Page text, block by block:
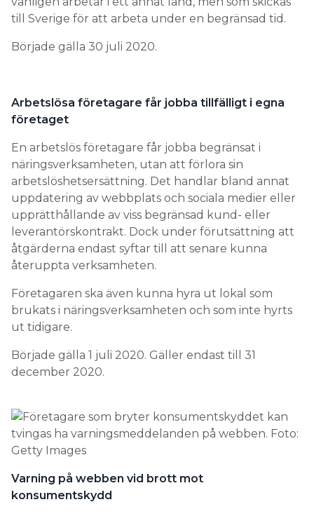
till Sverige för att arbeta under en begränsad tid.
Började gälla 30 juli 2020.
Arbetslösa företagare får jobba tillfälligt i egna
företaget
En arbetslös företagare får jobba begränsat i
näringsverksamheten, utan att förlora sin
arbetslöshetsersättning. Det handlar bland annat
uppdatering av webbplats och sociala medier eller
upprätthållande av viss begränsad kund- eller
leverantörskontrakt. Dock under förutsättning att
åtgärderna endast syftar till att senare kunna
återuppta verksamheten.
Företagaren ska även kunna hyra ut lokal som
brukats i näringsverksamheten och som inte hyrts
ut tidigare.
Började gälla 1 juli 2020. Gäller endast till 31
december 2020.
Varning på webben vid brott mot
konsumentskydd